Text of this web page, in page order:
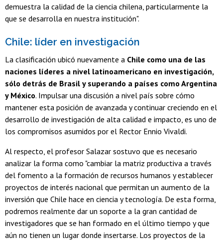
demuestra la calidad de la ciencia chilena, particularmente la
que se desarrolla en nuestra institución".
Chile: líder en investigación
La clasificación ubicó nuevamente a Chile como una de las
naciones líderes a nivel latinoamericano en investigación,
sólo detrás de Brasil y superando a países como Argentina
y México. Impulsar una discusión a nivel país sobre cómo
mantener esta posición de avanzada y continuar creciendo en el
desarrollo de investigación de alta calidad e impacto, es uno de
los compromisos asumidos por el Rector Ennio Vivaldi.
Al respecto, el profesor Salazar sostuvo que es necesario
analizar la forma como "cambiar la matriz productiva a través
del fomento a la formación de recursos humanos y establecer
proyectos de interés nacional que permitan un aumento de la
inversión que Chile hace en ciencia y tecnología. De esta forma,
podremos realmente dar un soporte a la gran cantidad de
investigadores que se han formado en el último tiempo y que
aún no tienen un lugar donde insertarse. Los proyectos de la